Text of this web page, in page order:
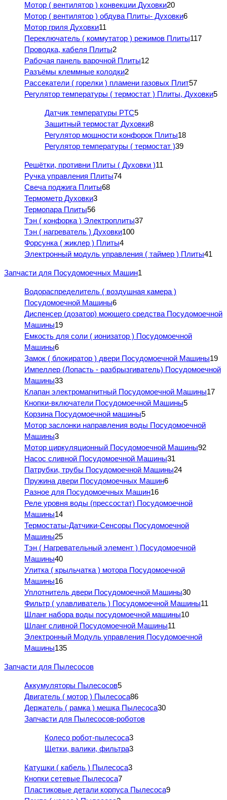
Мотор ( вентилятор ) конвекции Духовки20
Мотор ( вентилятор ) обдува Плиты- Духовки6
Мотор гриля Духовки11
Переключатель ( коммутатор ) режимов Плиты117
Проводка, кабеля Плиты2
Рабочая панель варочной Плиты12
Разъёмы клеммные колодки2
Рассекатели ( горелки ) пламени газовых Плит57
Регулятор температуры ( термостат ) Плиты, Духовки5
Датчик температуры PTC5
Защитный термостат Духовки8
Регулятор мощности конфорок Плиты18
Регулятор температуры ( термостат )39
Решётки, противни Плиты ( Духовки )11
Ручка управления Плиты74
Свеча поджига Плиты68
Термометр Духовки3
Термопара Плиты56
Тэн ( конфорка ) Электроплиты37
Тэн ( нагреватель ) Духовки100
Форсунка ( жиклер ) Плиты4
Электронный модуль управления ( таймер ) Плиты41
Запчасти для Посудомоечных Машин1
Водораспределитель ( воздушная камера )
Посудомоечной Машины6
Диспенсер (дозатор) моющего средства Посудомоечной
Машины19
Емкость для соли ( ионизатор ) Посудомоечной
Машины6
Замок ( блокиратор ) двери Посудомоечной Машины19
Импеллер (Лопасть - разбрызгиватель) Посудомоечной
Машины33
Клапан электромагнитный Посудомоечной Машины17
Кнопки-включатели Посудомоечной Машины5
Корзина Посудомоечной машины5
Мотор заслонки направления воды Посудомоечной
Машины3
Мотор циркуляционный Посудомоечной Машины92
Насос сливной Посудомоечной Машины31
Патрубки, трубы Посудомоечной Машины24
Пружина двери Посудомоечных Машин6
Разное для Посудомоечных Машин16
Реле уровня воды (прессостат) Посудомоечной
Машины14
Термостаты-Датчики-Сенсоры Посудомоечной
Машины25
Тэн ( Нагревательный элемент ) Посудомоечной
Машины40
Улитка ( крыльчатка ) мотора Посудомоечной
Машины16
Уплотнитель двери Посудомоечной Машины30
Фильтр ( улавливатель ) Посудомоечной Машины11
Шланг набора воды посудомоечной машины10
Шланг сливной Посудомоечной Машины11
Электронный Модуль управления Посудомоечной
Машины135
Запчасти для Пылесосов
Аккумуляторы Пылесосов5
Двигатель ( мотор ) Пылесоса86
Держатель ( рамка ) мешка Пылесоса30
Запчасти для Пылесосов-роботов
Колесо робот-пылесоса3
Щетки, валики, фильтра3
Катушки ( кабель ) Пылесоса3
Кнопки сетевые Пылесоса7
Пластиковые детали корпуса Пылесоса9